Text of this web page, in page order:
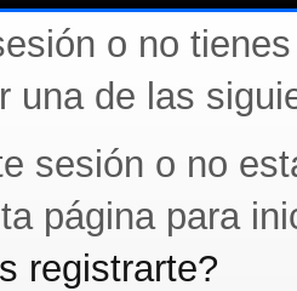
o no
una de las
sesión o no
página para
registrarte?